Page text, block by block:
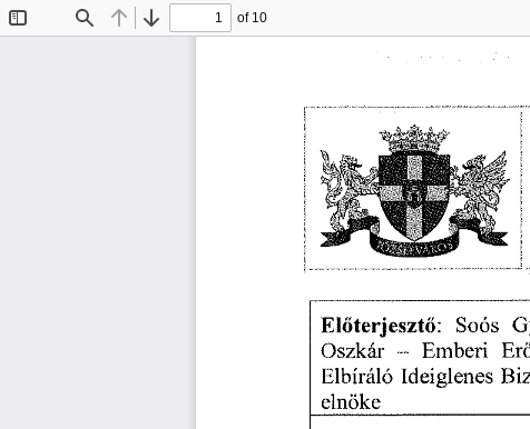
Find Previous
Next
of 10
Előterjesztő:
   Soós
Oszkár
   -   Emberi
Elbíráló
  Ideiglenes
elnöke